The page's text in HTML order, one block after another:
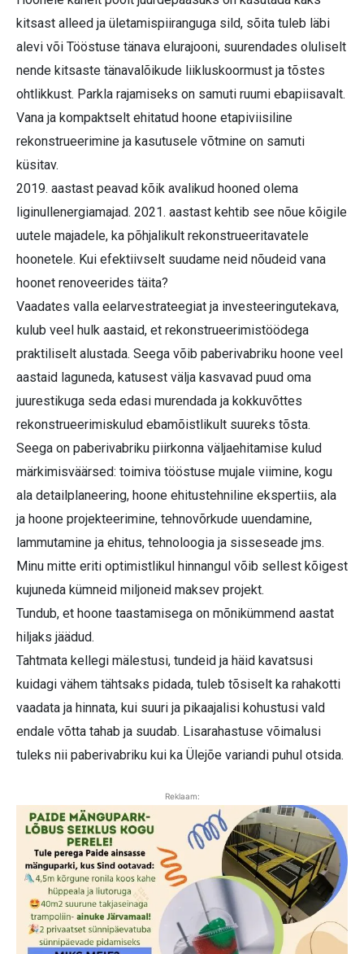
kitsast alleed ja ületamispiiranguga sild, sõita tuleb läbi
alevi või Tööstuse tänava elurajooni, suurendades oluliselt
nende kitsaste tänavalõikude liikluskoormust ja tõstes
ohtlikkust. Parkla rajamiseks on samuti ruumi ebapiisavalt.
Vana ja kompaktselt ehitatud hoone etapiviisiline
rekonstrueerimine ja kasutusele võtmine on samuti
küsitav.
2019. aastast peavad kõik avalikud hooned olema
liginullenergiamajad. 2021. aastast kehtib see nõue kõigile
uutele majadele, ka põhjalikult rekonstrueeritavatele
hoonetele. Kui efektiivselt suudame neid nõudeid vana
hoonet renoveerides täita?
Vaadates valla eelarvestrateegiat ja investeeringutekava,
kulub veel hulk aastaid, et rekonstrueerimistöödega
praktiliselt alustada. Seega võib paberivabriku hoone veel
aastaid laguneda, katusest välja kasvavad puud oma
juurestikuga seda edasi murendada ja kokkuvõttes
rekonstrueerimiskulud ebamõistlikult suureks tõsta.
Seega on paberivabriku piirkonna väljaehitamise kulud
märkimisväärsed: toimiva tööstuse mujale viimine, kogu
ala detailplaneering, hoone ehitustehniline ekspertiis, ala
ja hoone projekteerimine, tehnovõrkude uuendamine,
lammutamine ja ehitus, tehnoloogia ja sisseseade jms.
Minu mitte eriti optimistlikul hinnangul võib sellest kõigest
kujuneda kümneid miljoneid maksev projekt.
Tundub, et hoone taastamisega on mõnikümmend aastat
hiljaks jäädud.
Tahtmata kellegi mälestusi, tundeid ja häid kavatsusi
kuidagi vähem tähtsaks pidada, tuleb tõsiselt ka rahakotti
vaadata ja hinnata, kui suuri ja pikaajalisi kohustusi vald
endale võtta tahab ja suudab. Lisarahastuse võimalusi
tuleks nii paberivabriku kui ka Ülejõe variandi puhul otsida.
Reklaam: